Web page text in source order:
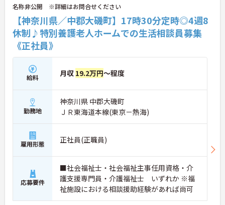
名称非公開 ※詳細はお問合せください
【神奈川県／中郡大磯町】17時30分定時◎4週8
休制♪特別養護老人ホームでの生活相談員募集
《正社員》
給料 月収 19.2万円～程度
勤務地
神奈川県 中郡大磯町
ＪＲ東海道本線(東京－熱海)
雇用形態 正社員(正職員)
応募要件
■社会福祉士・社会福祉主事任用資格・介
護支援専門員・介護福祉士 いずれか ※福
祉施設における相談援助経験があれば尚可